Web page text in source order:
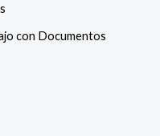
con Documentos